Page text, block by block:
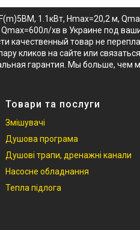
1.1кВт, Нmax=20,2 м,
хв в Украине под
качественный товар не
кликов на сайте или
гарантия. Мы больше, чем
Товари та послуги
Змішувачі
Душова програма
Душові трапи, дренажні канали
Насосне обладнання
Тепла підлога